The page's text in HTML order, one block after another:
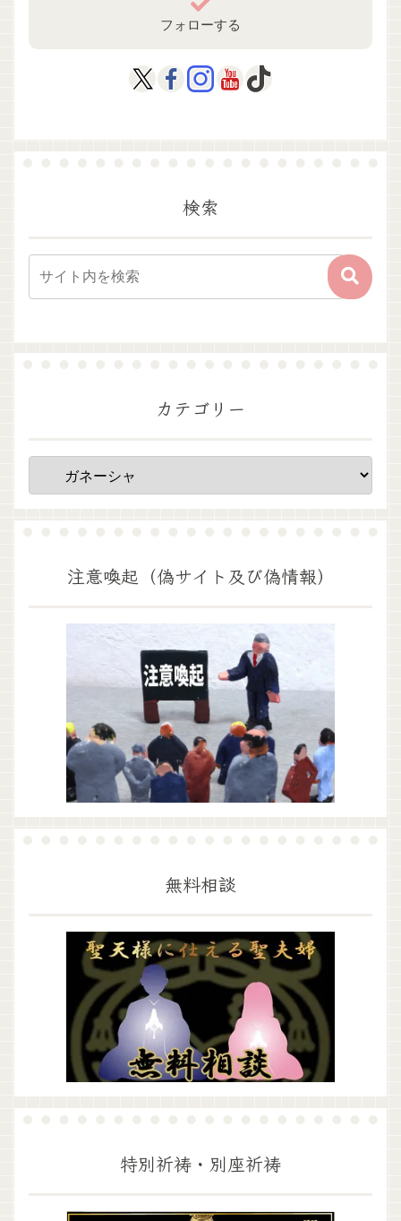
フォローする
検索
カテゴリー
注意喚起（偽サイト及び偽情報）
無料相談
特別祈祷・別座祈祷